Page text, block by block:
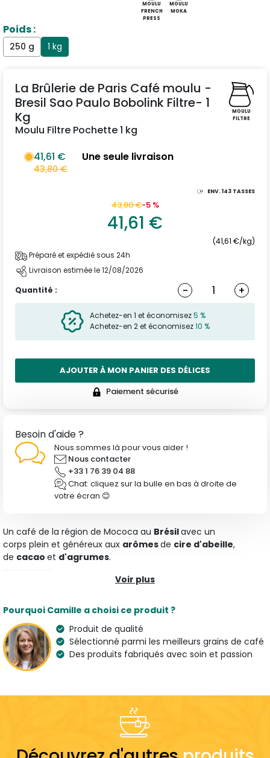
MOULU
FRENCH
PRESS
MOULU
MOKA
Poids :
250 g 1 kg
MOULU
FILTRE
La Brûlerie de Paris Café moulu -
Bresil Sao Paulo Bobolink Filtre- 1
Kg
Moulu Filtre Pochette 1 kg
41,61 €
43,80 €
Une seule livraison
ENV.143 TASSES
43,80 €-5 %
41,61 €
(41,61 €/kg)
Préparé et expédié sous 24h
Livraison estimée le 12/08/2026
Quantité :
- +
Achetez-en 1 et économisez5 %
Achetez-en 2 et économisez10 %
AJOUTER À MON PANIER DES DÉLICES
Paiement sécurisé
Besoin d'aide ?
Nous sommes là pour vous aider !
Nous contacter
+33 1 76 39 04 88
Chat: cliquez sur la bulle en bas à droite de
votre écran 😊
Un café de la région de Mococa au Brésilavec un
corps plein et généreux aux arômesde cire d'abeille,
de cacao et d'agrumes.
Café Moulu Bio
Agrumes, Chocolat noir
Variété
100 % Arabica
Origine
Brésil
Suggestion de préparation
7 g
Voir plus
Pourquoi Camille a choisi ce produit ?
Produit de qualité
Sélectionné parmi les meilleurs grains de café
Des produits fabriqués avec soin et passion